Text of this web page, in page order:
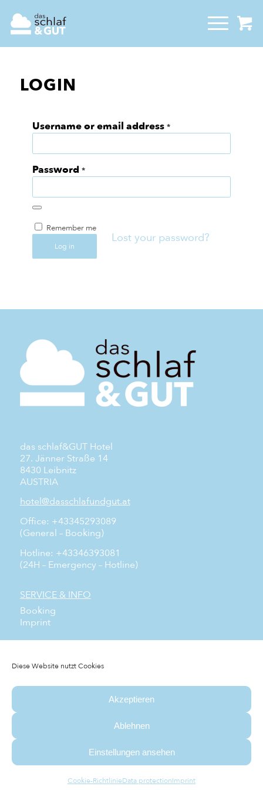
Diese Website nutzt Cookies
Akzeptieren
Ablehnen
Einstellungen ansehen
Cookie-RichtlinieData protectionImprint
LOGIN
Username or email address *
Password *
Remember me
Log in
Lost your password?
das schlaf&GUT Hotel
27. Jänner Straße 14
8430 Leibnitz
AUSTRIA
hotel@dasschlafundgut.at
Office: +43345293089
(General – Booking)
Hotline: +43346393081
(24H – Emergency – Hotline)
SERVICE & INFO
Booking
Imprint
Facebook
Instagram
YouTube
Subscribe to our free newsletter and don’t miss any
© das schlaf&GUT Hotel ⅼ Agency:WSI. AGENTUR